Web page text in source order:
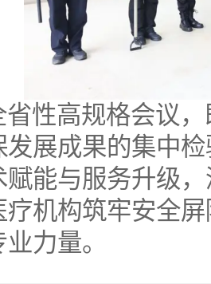
省性高规格会议
发展成果的集中
能与服务升级
疗机构筑牢安全
力量。